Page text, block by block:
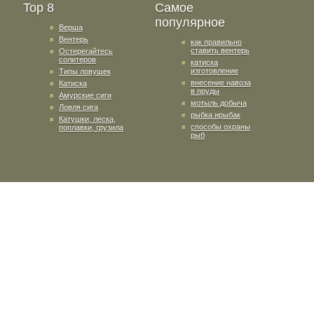
Top 8
Верша
Вентерь
Остерегайтесь
солитеров
Типы ловушек
Катиска
Амурские сиги
Ловля сига
Катушки, леска,
поплавки, грузила
Самое
популярное
как правильно
ставить вентерь
катиска
изготовление
внесение навоза
в пруды
мотыль добыча
рыбка ирыбак
способы охраны
рыб